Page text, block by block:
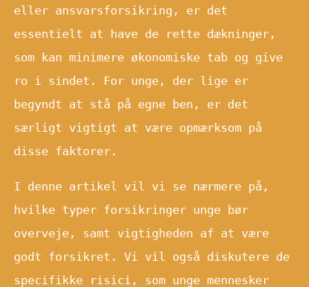
eller ansvarsforsikring, er det
essentielt at have de rette dækninger,
som kan minimere økonomiske tab og give
ro i sindet. For unge, der lige er
begyndt at stå på egne ben, er det
særligt vigtigt at være opmærksom på
disse faktorer.
I denne artikel vil vi se nærmere på,
hvilke typer forsikringer unge bør
overveje, samt vigtigheden af at være
godt forsikret. Vi vil også diskutere de
specifikke risici, som unge mennesker